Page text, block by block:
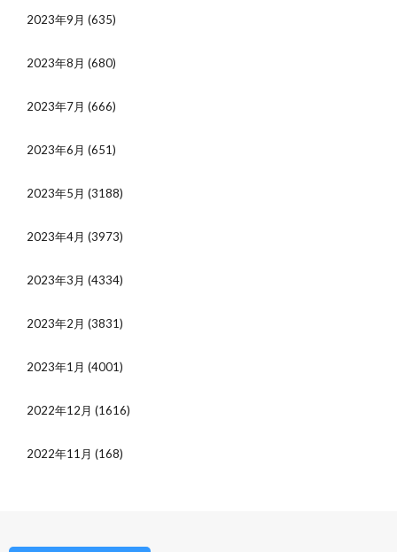
2023年9月 (635)
2023年8月 (680)
2023年7月 (666)
2023年6月 (651)
2023年5月 (3188)
2023年4月 (3973)
2023年3月 (4334)
2023年2月 (3831)
2023年1月 (4001)
2022年12月 (1616)
2022年11月 (168)